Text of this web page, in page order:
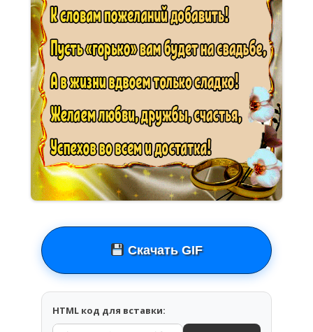
Скачать GIF
HTML код для вставки: